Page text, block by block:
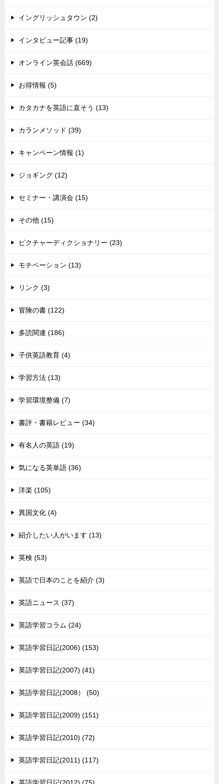
イングリッシュタウン (2)
インタビュー記事 (19)
オンライン英会話 (669)
お得情報 (5)
カタカナを英語に直そう (13)
カランメソッド (39)
キャンペーン情報 (1)
ジョギング (12)
セミナー・講演会 (15)
その他 (15)
ピクチャーディクショナリー (23)
モチベーション (13)
リンク (3)
冒険の書 (122)
多読関連 (186)
子供英語教育 (4)
学習方法 (13)
学習環境整備 (7)
書評・書籍レビュー (34)
有名人の英語 (19)
気になる英単語 (36)
洋楽 (105)
異国文化 (4)
紹介したい人がいます (13)
英検 (53)
英語で日本のことを紹介 (3)
英語ニュース (37)
英語学習コラム (24)
英語学習日記(2006) (153)
英語学習日記(2007) (41)
英語学習日記(2008） (50)
英語学習日記(2009) (151)
英語学習日記(2010) (72)
英語学習日記(2011) (117)